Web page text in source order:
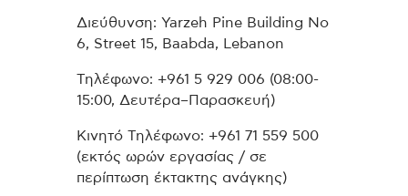
Διεύθυνση: Yarzeh Pine Building No
6, Street 15, Baabda, Lebanon
Τηλέφωνο: +961 5 929 006 (08:00-
15:00, Δευτέρα–Παρασκευή)
Κινητό Τηλέφωνο: +961 71 559 500
(εκτός ωρών εργασίας / σε
περίπτωση έκτακτης ανάγκης)